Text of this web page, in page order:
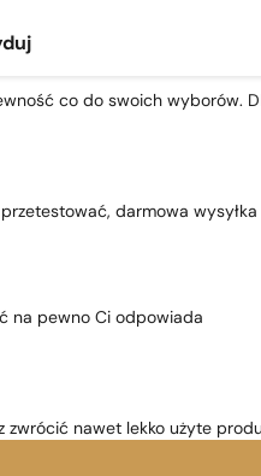
co do swoich wyborów.
darmowa wysyłka
na pewno Ci odpowiada
zwrócić nawet lekko użyte